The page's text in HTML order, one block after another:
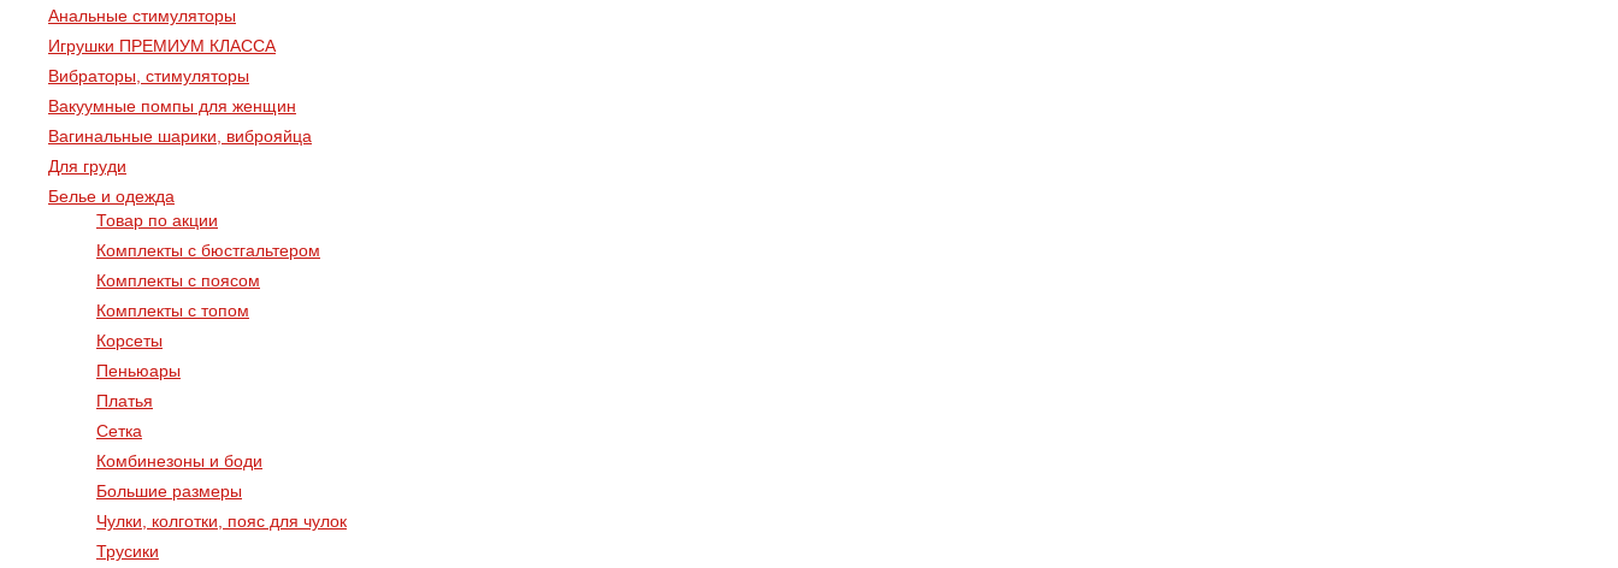
Анальные стимуляторы
Игрушки ПРЕМИУМ КЛАССА
Вибраторы, стимуляторы
Вакуумные помпы для женщин
Вагинальные шарики, виброяйца
Для груди
Белье и одежда
Товар по акции
Комплекты с бюстгальтером
Комплекты с поясом
Комплекты с топом
Корсеты
Пеньюары
Платья
Сетка
Комбинезоны и боди
Большие размеры
Чулки, колготки, пояс для чулок
Трусики